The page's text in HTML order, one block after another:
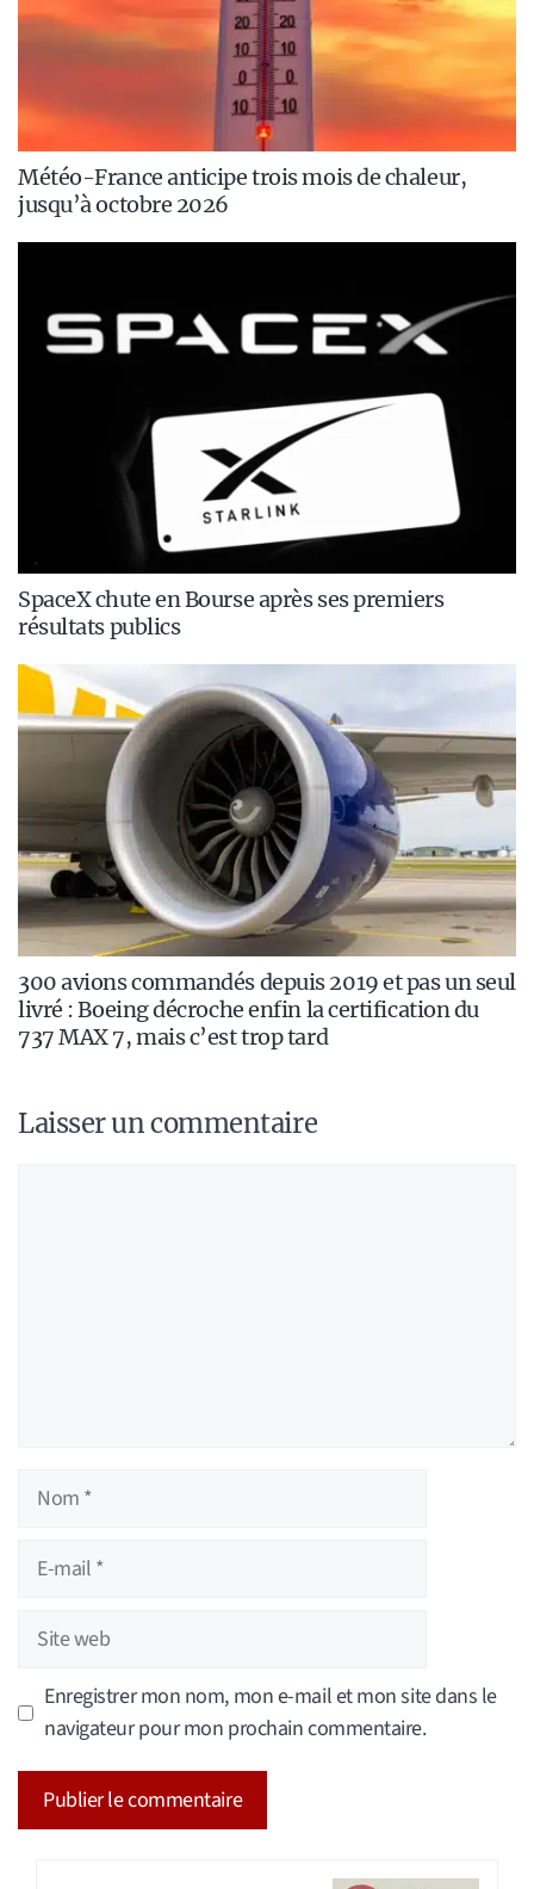
Météo-France anticipe trois mois de chaleur,
jusqu’à octobre 2026
SpaceX chute en Bourse après ses premiers
résultats publics
300 avions commandés depuis 2019 et pas un seul
livré : Boeing décroche enfin la certification du
737 MAX 7, mais c’est trop tard
Laisser un commentaire
Nom
Site
Enregistrer mon nom, mon e-mail et mon site dans le
navigateur pour mon prochain commentaire.